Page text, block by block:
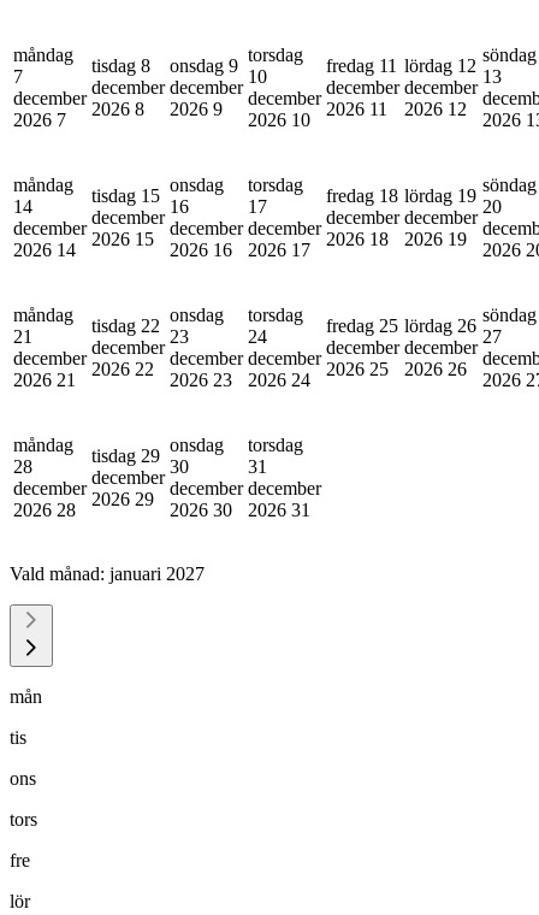
måndag
7
december
2026 7
tisdag 8
december
2026 8
onsdag 9
december
2026 9
torsdag
10
december
2026 10
fredag 11
december
2026 11
lördag 12
december
2026 12
söndag
13
2026
måndag
14
december
2026 14
tisdag 15
december
2026 15
onsdag
16
december
2026 16
torsdag
17
december
2026 17
fredag 18
december
2026 18
lördag 19
december
2026 19
söndag
20
2026
måndag
21
december
2026 21
tisdag 22
december
2026 22
onsdag
23
december
2026 23
torsdag
24
december
2026 24
fredag 25
december
2026 25
lördag 26
december
2026 26
söndag
27
2026
måndag
28
december
2026 28
tisdag 29
december
2026 29
onsdag
30
december
2026 30
torsdag
31
december
2026 31
Vald månad: januari 2027
mån
tis
ons
tors
fre
lör